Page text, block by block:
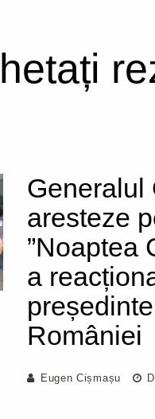
Generalul
aresteze
”Noaptea
a
României
Eugen Cișmașu